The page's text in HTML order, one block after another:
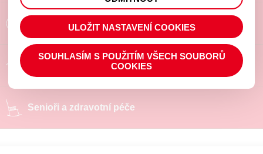
Poradíme a pomůžeme
Chráněné pracoviště
Senioři a zdravotní péče
prohlížené zboží apod.
ULOŽIT NASTAVENÍ COOKIES
SOUHLASÍM S POUŽITÍM VŠECH SOUBORŮ
COOKIES